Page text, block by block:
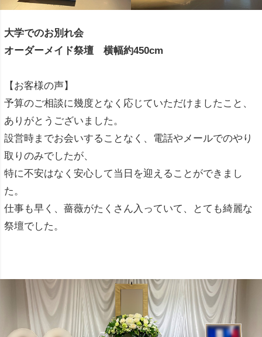
大学でのお別れ会
オーダーメイド祭壇 横幅約450cm
【お客様の声】
予算のご相談に幾度となく応じていただけましたこと、
ありがとうございました。
設営時までお会いすることなく、電話やメールでのやり
取りのみでしたが、
特に不安はなく安心して当日を迎えることができまし
た。
仕事も早く、薔薇がたくさん入っていて、とても綺麗な
祭壇でした。